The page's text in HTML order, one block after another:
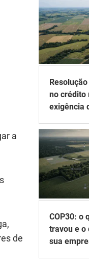
a
de
no crédito
exigência
COP30: o
travou e o
sua